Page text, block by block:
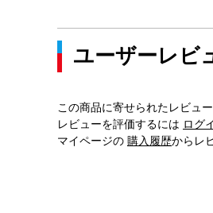
ユーザーレビ
この商品に寄せられたレビュ
レビューを評価するには ログ
マイページの 購入履歴からレ